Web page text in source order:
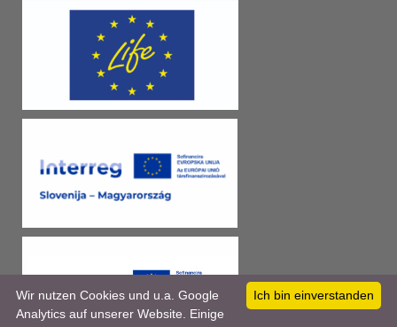
Ich bin einverstanden
Wir nutzen Cookies und u.a. Google
Analytics auf unserer Website. Einige